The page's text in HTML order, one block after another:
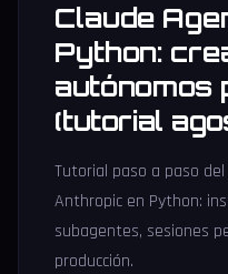
Claude
Python:
autónomos
(tutorial
Tutorial paso a paso
Anthropic en Python:
subagentes, sesiones
producción.